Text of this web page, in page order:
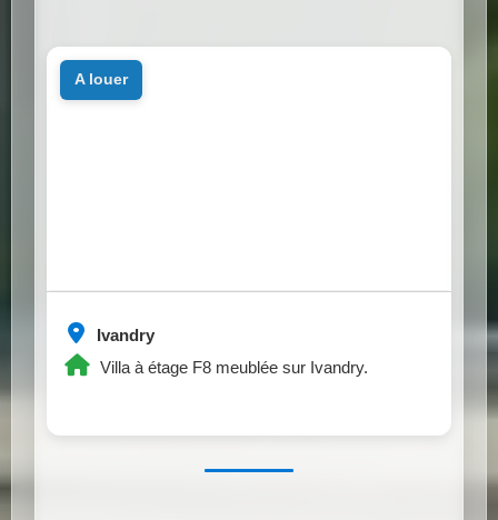
Ivandry
Villa à étage F8 meublée sur Ivandry.
a louer